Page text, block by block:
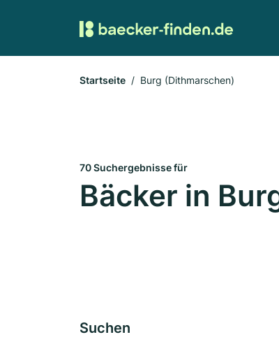
Startseite Burg (Dithmarschen)
70 Suchergebnisse für
Bäcker in
Suchen